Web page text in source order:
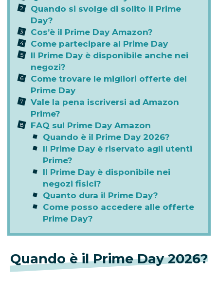
Quando si svolge di solito il Prime
Day?
Cos’è il Prime Day Amazon?
Come partecipare al Prime Day
Il Prime Day è disponibile anche nei
negozi?
Come trovare le migliori offerte del
Prime Day
Vale la pena iscriversi ad Amazon
Prime?
FAQ sul Prime Day Amazon
Quando è il Prime Day 2026?
Il Prime Day è riservato agli utenti
Prime?
Il Prime Day è disponibile nei
negozi fisici?
Quanto dura il Prime Day?
Come posso accedere alle offerte
Prime Day?
Quando è il Prime Day 2026?